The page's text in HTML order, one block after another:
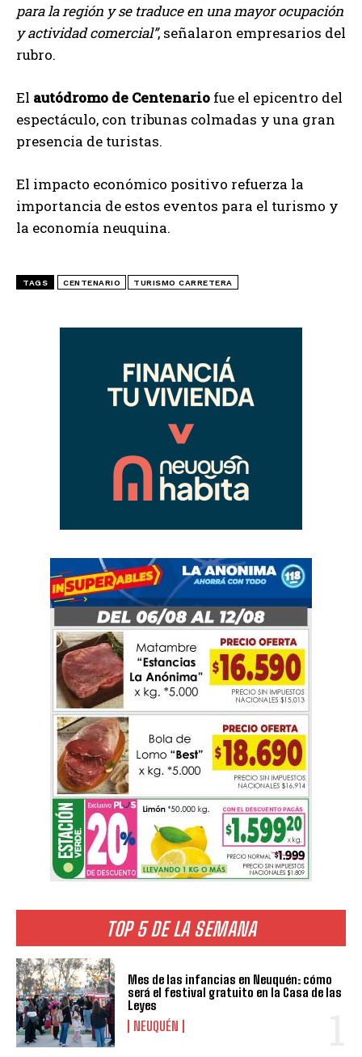
TOP 5 DE LA SEMANA
Mes de las infancias en Neuquén: cómo
será el festival gratuito en la Casa de las
Leyes
NEUQUÉN
para la región y se traduce en una mayor ocupación
y actividad comercial”, señalaron empresarios del
rubro.
El autódromo de Centenario fue el epicentro del
espectáculo, con tribunas colmadas y una gran
presencia de turistas.
El impacto económico positivo refuerza la
importancia de estos eventos para el turismo y
la economía neuquina.
TAGS CENTENARIO TURISMO CARRETERA